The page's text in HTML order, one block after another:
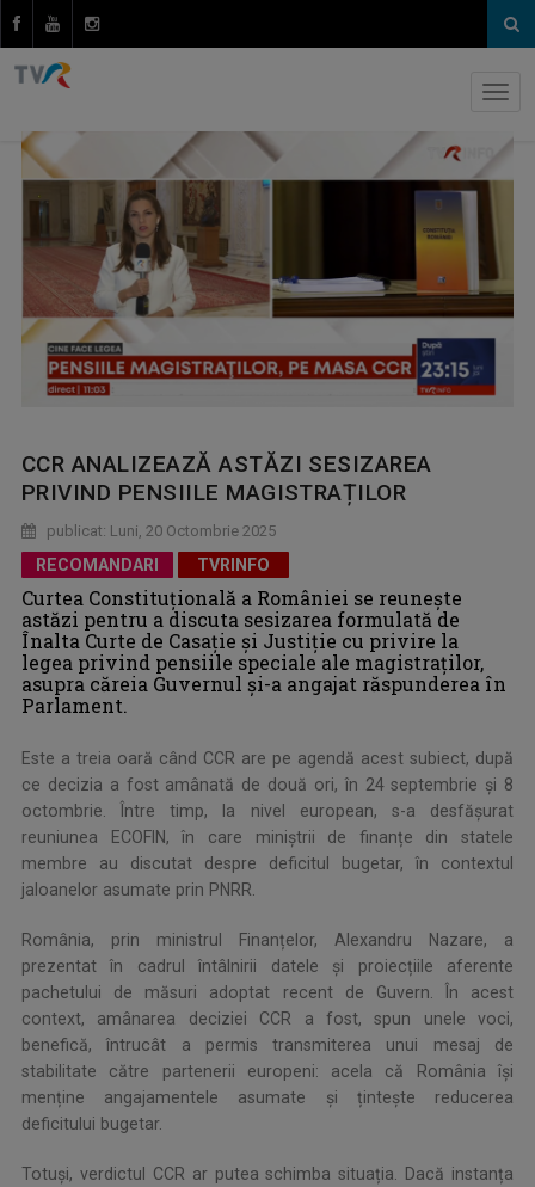
CCR ANALIZEAZĂ ASTĂZI SESIZAREA
PRIVIND PENSIILE MAGISTRAȚILOR
publicat: Luni, 20 Octombrie 2025
RECOMANDARI TVRINFO
Curtea Constituțională a României se reunește
astăzi pentru a discuta sesizarea formulată de
Înalta Curte de Casație și Justiție cu privire la
legea privind pensiile speciale ale magistraților,
asupra căreia Guvernul și-a angajat răspunderea în
Parlament.
Este a treia oară când CCR are pe agendă acest subiect, după
ce decizia a fost amânată de două ori, în 24 septembrie și 8
octombrie. Între timp, la nivel european, s-a desfășurat
reuniunea ECOFIN, în care miniștrii de finanțe din statele
membre au discutat despre deficitul bugetar, în contextul
jaloanelor asumate prin PNRR.
România, prin ministrul Finanțelor, Alexandru Nazare, a
prezentat în cadrul întâlnirii datele și proiecțiile aferente
pachetului de măsuri adoptat recent de Guvern. În acest
context, amânarea deciziei CCR a fost, spun unele voci,
benefică, întrucât a permis transmiterea unui mesaj de
stabilitate către partenerii europeni: acela că România își
menține angajamentele asumate și țintește reducerea
deficitului bugetar.
Totuși, verdictul CCR ar putea schimba situația. Dacă instanța